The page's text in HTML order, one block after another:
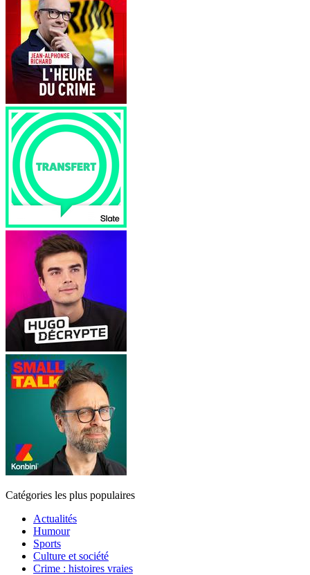
Catégories les plus populaires
Actualités
Humour
Sports
Culture et société
Crime : histoires vraies